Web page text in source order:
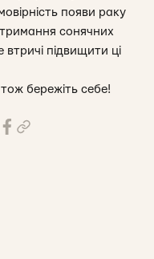
появи раку
сонячних
підвищити ці
бережіть себе!